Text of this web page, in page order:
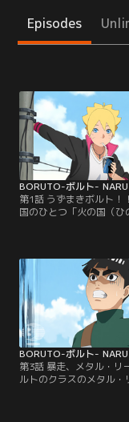
Episodes
第1話 うずまきボルト！
国のひとつ「火の国（ひ
（ほかげ）・うずまきナ
持つ少年だ。ある日ボル
たちに絡まれていた少年
キを助ける。力も気も弱
は、不良たちばかりか自
反発することもできな
【提供：バンダイチャン
第3話 暴走、メタル・リ
ルトのクラスのメタル・